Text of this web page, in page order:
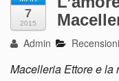
7
2015
Admin Recensioni
Macelleria Ettore e la